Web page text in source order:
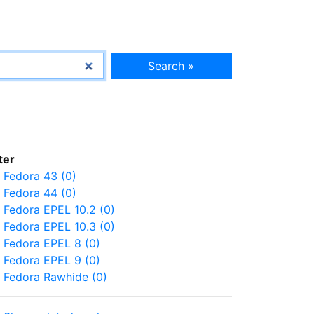
Search »
Fedora 43 (0)
Fedora 44 (0)
Fedora EPEL 10.2 (0)
Fedora EPEL 10.3 (0)
Fedora EPEL 8 (0)
Fedora EPEL 9 (0)
Fedora Rawhide (0)